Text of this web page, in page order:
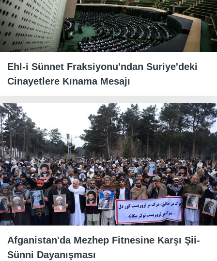
Ehl-i Sünnet Fraksiyonu'ndan Suriye'deki
Cinayetlere Kınama Mesajı
Afganistan'da Mezhep Fitnesine Karşı Şii-
Sünni Dayanışması